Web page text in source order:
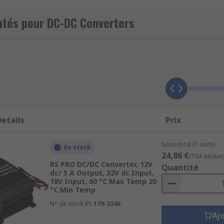
from industry-leading brands including TDK-
devices containing different circuits or sub-circuits
would be used.
and output voltages in both single outputs, dual
to suit every eventuality. Some of the most
pour DC-DC Converters
Prix
En stock
RS PRO DC/DC Converter, 12V
dc/ 5 A Output, 32V dc Input,
18V Input, 60 °C Max Temp 20
°C Min Temp
N° de stock RS 179-3346
Sous-total (1 unité)
24,86 €(TVA exclue)
Quantité